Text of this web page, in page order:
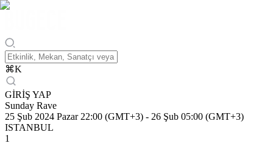
⌘K
GİRİŞ YAP
Sunday Rave
25 Şub 2024 Pazar 22:00 (GMT+3) - 26 Şub 05:00 (GMT+3)
ISTANBUL
1